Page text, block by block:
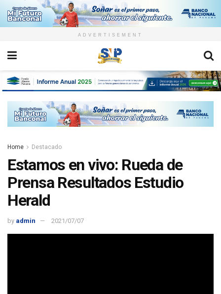
ADVERTISEMENT
Home Destacado
Estamos en vivo: Rueda de
Prensa Resultados Estudio
Herald
by admin 2021/07/07